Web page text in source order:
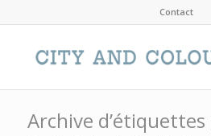
Contact
Archive